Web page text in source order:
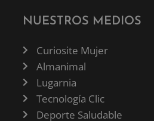
NUESTROS MEDIOS
Curiosite Mujer
Almanimal
Lugarnia
Tecnología Clic
Deporte Saludable